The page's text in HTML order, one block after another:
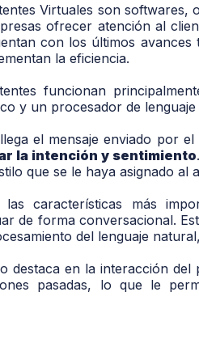
Virtuales son softwares,
ofrecer atención al
con los últimos
la eficiencia.
funcionan
y un procesador de
el mensaje enviado por el
la intención y sentimiento
que se le haya asignado al
características más
de forma conversacional.
del lenguaje
destaca en la interacción del
pasadas, lo que le